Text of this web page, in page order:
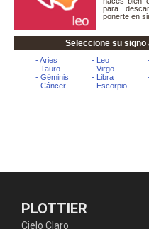
PLOTTIER
Cielo Claro